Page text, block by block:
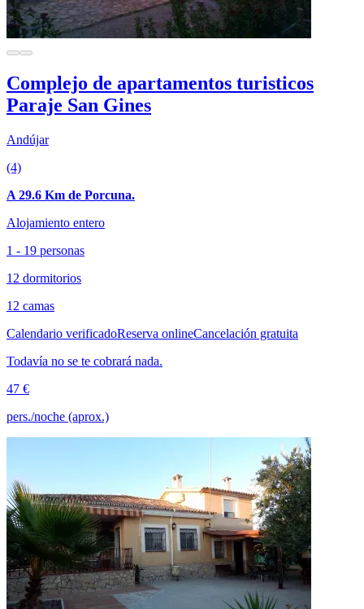
Complejo de apartamentos turisticos
Paraje San Gines
Andújar
(4)
A 29.6 Km de Porcuna.
Alojamiento entero
1 - 19 personas
12 dormitorios
12 camas
Calendario verificadoReserva onlineCancelación gratuita
Todavía no se te cobrará nada.
47 €
pers./noche (aprox.)